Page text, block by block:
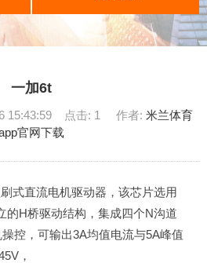
一加6t
15:43:59 点击: 1 作者:米兰体育
官网下载
直流电机驱动器，该芯片选用
的H桥驱动结构，集成四个N沟道
控，可输出3A均值电流与5A峰值
，